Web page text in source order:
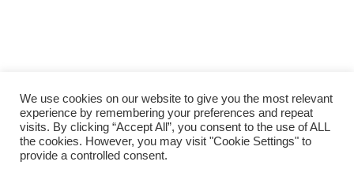
We use cookies on our website to give you the most relevant
experience by remembering your preferences and repeat
visits. By clicking “Accept All”, you consent to the use of ALL
the cookies. However, you may visit "Cookie Settings" to
provide a controlled consent.